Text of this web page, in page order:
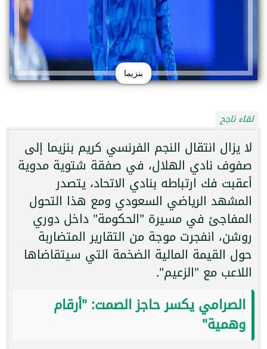
بنزيما
لقاء ناجح
لا يزال انتقال النجم الفرنسي كريم بنزيما إلى
صفوف نادي الهلال، في صفقة شتوية مدوية
أعقبت فك ارتباطه بنادي الاتحاد، يتصدر
المشهد الرياضي السعودي ومع هذا التحول
المفاجئ في مسيرة "الحكومة" داخل دوري
روشن، انفجرت موجة من التقارير المتضاربة
حول القيمة المالية الضخمة التي سيتقاضاها
اللاعب مع "الزعيم".
الصرامي يكسر حاجز الصمت: "أرقام
وهمية"